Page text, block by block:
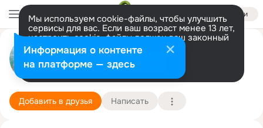
Войти
Мы используем cookie-файлы, чтобы улучшить
сервисы для вас. Если ваш возраст менее 13 лет,
настроить cookie-файлы должен ваш законный
представитель. Больше информации
Разрешить все Настроить
Владимир Майоров
Санкт-Петербург
594 школа
Подробнее
Добавить в друзья Написать
Информация о контенте
на платформе — здесь